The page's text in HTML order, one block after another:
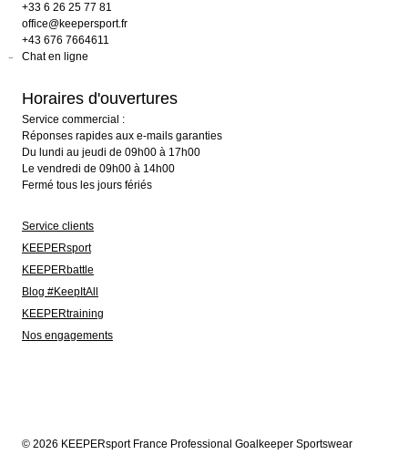
+33 6 26 25 77 81
office@keepersport.fr
+43 676 7664611
Chat en ligne
Horaires d'ouvertures
Service commercial :
Réponses rapides aux e-mails garanties
Du lundi au jeudi de 09h00 à 17h00
Le vendredi de 09h00 à 14h00
Fermé tous les jours fériés
Service clients
KEEPERsport
KEEPERbattle
Blog #KeepItAll
KEEPERtraining
Nos engagements
© 2026 KEEPERsport France Professional Goalkeeper Sportswear